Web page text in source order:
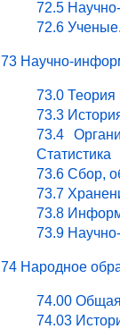
72.5
72.6
73 Научно-
73.0 Теория
73.3
73.4
Статистика
73.6 Сбор,
73.7
73.8
73.9
74 Народное
74.00 Общая
74.03